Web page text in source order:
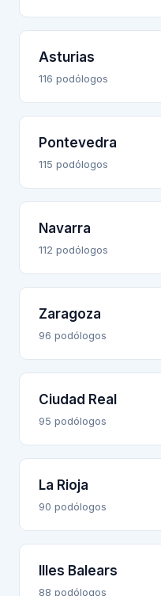
Asturias
116 podólogos
Pontevedra
115 podólogos
Navarra
112 podólogos
Zaragoza
96 podólogos
Ciudad Real
95 podólogos
La Rioja
90 podólogos
Illes Balears
88 podólogos